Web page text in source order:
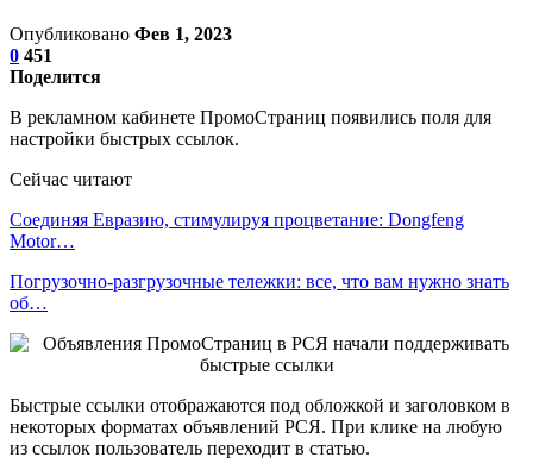
Опубликовано Фев 1, 2023
0 451
Поделится
В рекламном кабинете ПромоСтраниц появились поля для
настройки быстрых ссылок.
Сейчас читают
Соединяя Евразию, стимулируя процветание: Dongfeng
Motor…
Погрузочно-разгрузочные тележки: все, что вам нужно знать
об…
Быстрые ссылки отображаются под обложкой и заголовком в
некоторых форматах объявлений РСЯ. При клике на любую
из ссылок пользователь переходит в статью.